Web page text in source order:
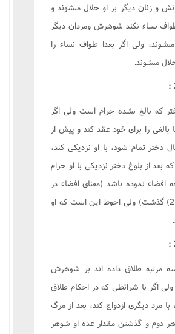
زنش و زنان ديگر بر او حلال مىشوند و
نساء نکند شوهرش ومردان ديگر
ولى اگر بعدا طواف نساء را
مىشوند.
که بالغ نشده حرام است ولى اگر
را براى خود عقد کند و پيش از
دختر تمام شود، با او نزديکى کند،
بعد از بلوغ دختر نزديکى با او حرام
افضاء نموده باشد (معناى افضاء در
مسأله (2389) گذشت) ولى احوط اين است که او
مرتبه طلاق داده اند بر شوهرش
اگر با شرائطى که در احکام طلاق
با مرد ديگرى ازدواج کند، بعد از مرگ
دوم و گذشتن مقدار عده او شوهر